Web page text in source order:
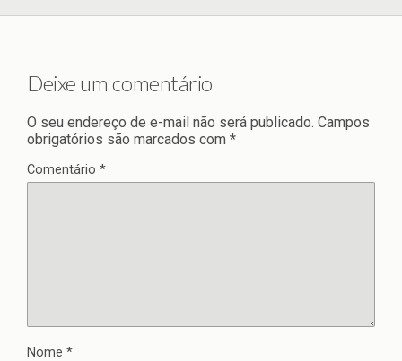
Deixe um comentário
O seu endereço de e-mail não será publicado. Campos
obrigatórios são marcados com *
Comentário *
Nome *